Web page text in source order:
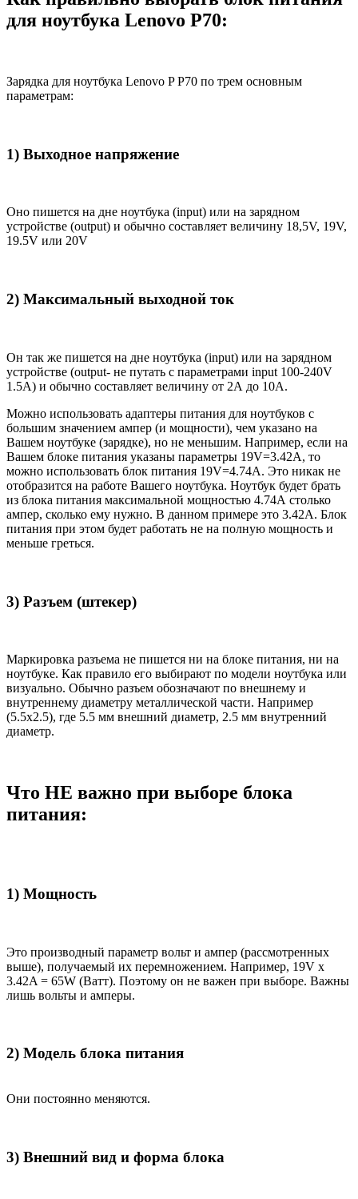
для ноутбука Lenovo P70:
Зарядка для ноутбука Lenovo P P70 по трем основным
параметрам:
1) Выходное напряжение
Оно пишется на дне ноутбука (input) или на зарядном
устройстве (output) и обычно составляет величину 18,5V, 19V,
19.5V или 20V
2) Максимальный выходной ток
Он так же пишется на дне ноутбука (input) или на зарядном
устройстве (output- не путать с параметрами input 100-240V
1.5A) и обычно составляет величину от 2А до 10A.
Можно использовать адаптеры питания для ноутбуков с
большим значением ампер (и мощности), чем указано на
Вашем ноутбуке (зарядке), но не меньшим. Например, если на
Вашем блоке питания указаны параметры 19V=3.42A, то
можно использовать блок питания 19V=4.74A. Это никак не
отобразится на работе Вашего ноутбука. Ноутбук будет брать
из блока питания максимальной мощностью 4.74А столько
ампер, сколько ему нужно. В данном примере это 3.42А. Блок
питания при этом будет работать не на полную мощность и
меньше греться.
3) Разъем (штекер)
Маркировка разъема не пишется ни на блоке питания, ни на
ноутбуке. Как правило его выбирают по модели ноутбука или
визуально. Обычно разъем обозначают по внешнему и
внутреннему диаметру металлической части. Например
(5.5x2.5), где 5.5 мм внешний диаметр, 2.5 мм внутренний
диаметр.
Что НЕ важно при выборе блока
питания:
1) Мощность
Это производный параметр вольт и ампер (рассмотренных
выше), получаемый их перемножением. Например, 19V x
3.42A = 65W (Ватт). Поэтому он не важен при выборе. Важны
лишь вольты и амперы.
2) Модель блока питания
Они постоянно меняются.
3) Внешний вид и форма блока